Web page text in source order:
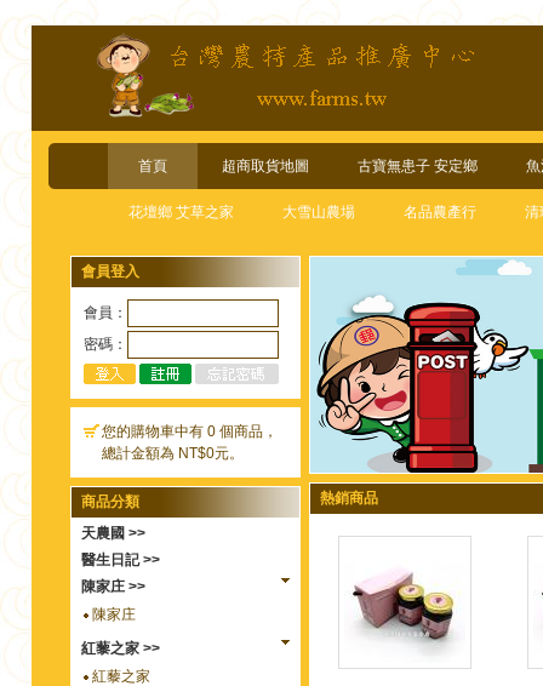
首頁 超商取貨地圖 古寶無患子 安定鄉
花壇鄉 艾草之家 大雪山農場 名品農產行 清
會員登入
會員：
密碼：
您的購物車中有 0 個商品，
總計金額為 NT$0元。
商品分類
天農國 >>
醫生日記 >>
陳家庄 >>
陳家庄
紅藜之家 >>
紅藜之家
熱銷商品